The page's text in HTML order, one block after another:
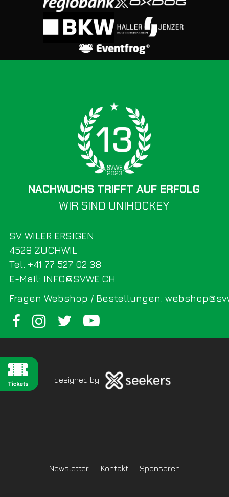
SV WILER ERSIGEN
Fragen Webshop / Bestellungen:
4528 ZUCHWIL
Tel. +41 77 527 02 38
E-Mail: INFO@SVWE.CH
WIR SIND UNIHOCKEY
NACHWUCHS TRIFFT AUF ERFOLG
designed by
Newsletter Kontakt Sponsoren